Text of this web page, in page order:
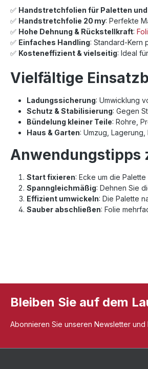
✅ Handstretchfolien für Paletten und
✅ Handstretchfolie 20 my: Perfekte
✅ Hohe Dehnung & Rückstellkraft:
✅ Einfaches Handling: Standard-Kern
✅ Kosteneffizient & vielseitig: Ideal
Vielfältige
Ladungssicherung: Umwicklung
Schutz & Stabilisierung: Gegen
Bündelung kleiner Teile: Rohre,
Haus & Garten: Umzug,
Anwendungstipps
Start fixieren: Ecke um die
Spanngleichmäßig: Dehnen Sie
Effizient umwickeln: Die Palette
Sauber abschließen: Folie
Bleiben Sie auf dem
Abonnieren Sie unseren Newsletter